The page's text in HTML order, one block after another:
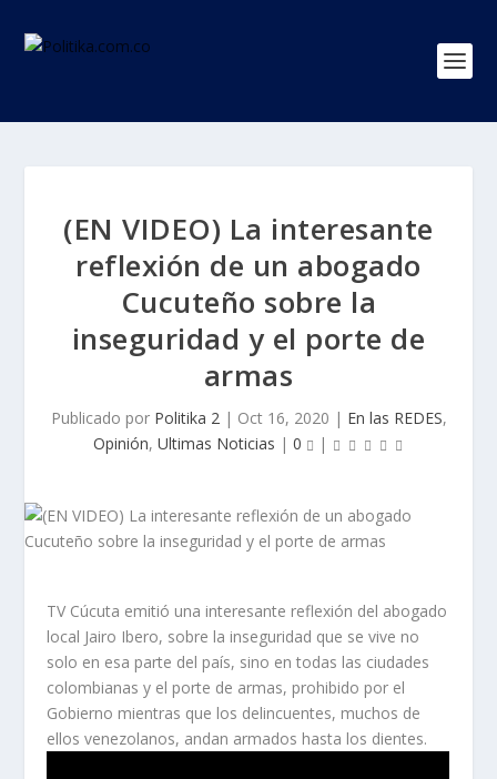
(EN VIDEO) La interesante
reflexión de un abogado
Cucuteño sobre la
inseguridad y el porte de
armas
Publicado por Politika 2| Oct 16, 2020 | En las REDES,
Opinión, Ultimas Noticias | 0 |
TV Cúcuta emitió una interesante reflexión del abogado
local Jairo Ibero, sobre la inseguridad que se vive no
solo en esa parte del país, sino en todas las ciudades
colombianas y el porte de armas, prohibido por el
Gobierno mientras que los delincuentes, muchos de
ellos venezolanos, andan armados hasta los dientes.